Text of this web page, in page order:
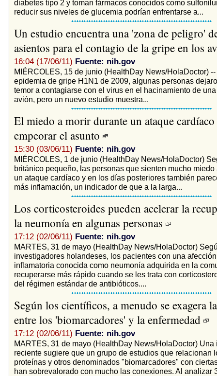
diabetes tipo 2 y toman fármacos conocidos como
reducir sus niveles de glucemia podrían enfrentarse a...
Un estudio encuentra una 'zona de peligro'
asientos para el contagio de la gripe en los
16:04 (17/06/11) Fuente: nih.gov
MIÉRCOLES, 15 de junio (HealthDay News/HolaDoctor)
epidemia de gripe H1N1 de 2009, algunas personas
temor a contagiarse con el virus en el hacinamiento de
avión, pero un nuevo estudio muestra...
El miedo a morir durante un ataque cardíaco
empeorar el asunto
15:30 (03/06/11) Fuente: nih.gov
MIÉRCOLES, 1 de junio (HealthDay News/HolaDoctor)
británico pequeño, las personas que sienten mucho miedo
un ataque cardíaco y en los días posteriores también
más inflamación, un indicador de que a la larga...
Los corticosteroides pueden acelerar la
la neumonía en algunas personas
17:12 (02/06/11) Fuente: nih.gov
MARTES, 31 de mayo (HealthDay News/HolaDoctor)
investigadores holandeses, los pacientes con una
inflamatoria conocida como neumonía adquirida en la
recuperarse más rápido cuando se les trata con
del régimen estándar de antibióticos....
Según los científicos, a menudo se exagera
entre los 'biomarcadores' y la enfermedad
17:12 (02/06/11) Fuente: nih.gov
MARTES, 31 de mayo (HealthDay News/HolaDoctor) Una
reciente sugiere que un grupo de estudios que relacionan
proteínas y otros denominados "biomarcadores" con
han sobrevalorado con mucho las conexiones. Al analizar